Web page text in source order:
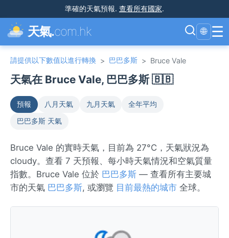
準確的天氣預報. 查看所有國家.
天氣.com.hk 🌐 ☰
請提供以下數值以進行轉換 > 巴巴多斯 > Bruce Vale
天氣在 Bruce Vale, 巴巴多斯 🇧🇧
預報 八月天氣 九月天氣
全年平均
巴巴多斯 天氣
Bruce Vale 的實時天氣，目前為 27°C，天氣狀況為
cloudy。查看 7 天預報、每小時天氣情況和空氣質量
指數。Bruce Vale 位於 巴巴多斯 — 查看所有主要城
市的天氣 巴巴多斯, 或瀏覽 目前最熱的城市 全球。